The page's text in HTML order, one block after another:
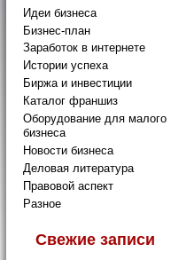
Идеи бизнеса
Бизнес-план
Заработок в интернете
Истории успеха
Биржа и инвестиции
Каталог франшиз
Оборудование для малого
бизнеса
Новости бизнеса
Деловая литература
Правовой аспект
Разное
Свежие записи